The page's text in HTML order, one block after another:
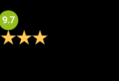
9.7